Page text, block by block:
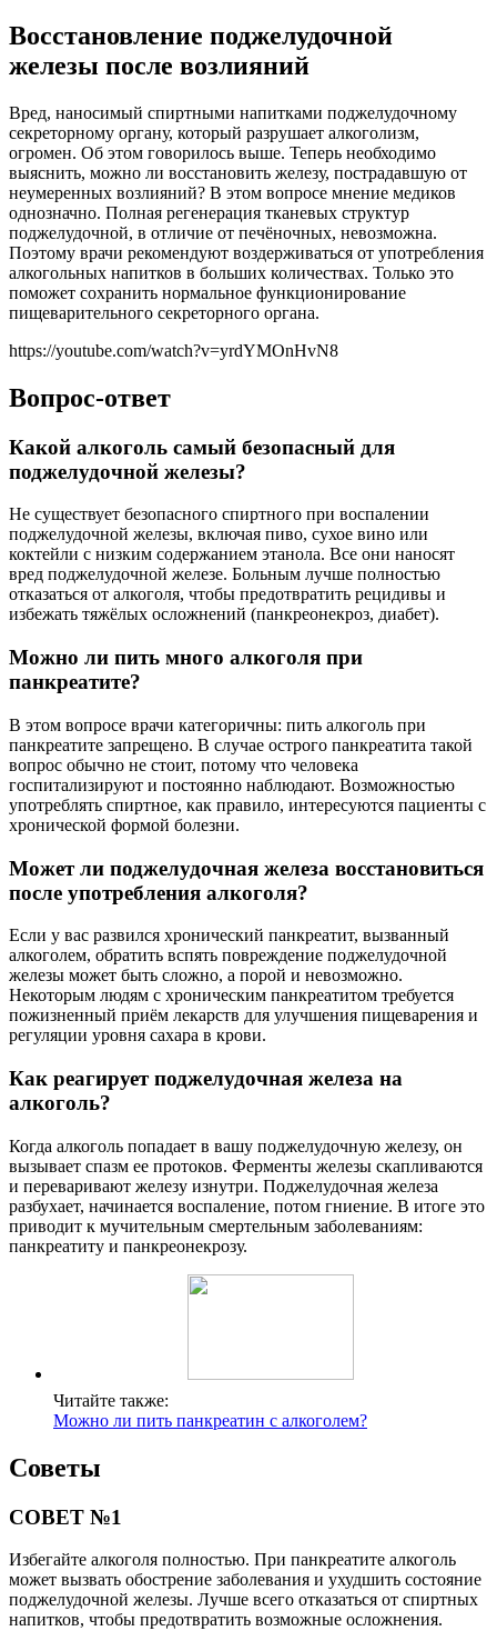
Восстановление поджелудочной
железы после возлияний
Вред, наносимый спиртными напитками поджелудочному
секреторному органу, который разрушает алкоголизм,
огромен. Об этом говорилось выше. Теперь необходимо
выяснить, можно ли восстановить железу, пострадавшую от
неумеренных возлияний? В этом вопросе мнение медиков
однозначно. Полная регенерация тканевых структур
поджелудочной, в отличие от печёночных, невозможна.
Поэтому врачи рекомендуют воздерживаться от употребления
алкогольных напитков в больших количествах. Только это
поможет сохранить нормальное функционирование
пищеварительного секреторного органа.
https://youtube.com/watch?v=yrdYMOnHvN8
Вопрос-ответ
Какой алкоголь самый безопасный для
поджелудочной железы?
Не существует безопасного спиртного при воспалении
поджелудочной железы, включая пиво, сухое вино или
коктейли с низким содержанием этанола. Все они наносят
вред поджелудочной железе. Больным лучше полностью
отказаться от алкоголя, чтобы предотвратить рецидивы и
избежать тяжёлых осложнений (панкреонекроз, диабет).
Можно ли пить много алкоголя при
панкреатите?
В этом вопросе врачи категоричны: пить алкоголь при
панкреатите запрещено. В случае острого панкреатита такой
вопрос обычно не стоит, потому что человека
госпитализируют и постоянно наблюдают. Возможностью
употреблять спиртное, как правило, интересуются пациенты с
хронической формой болезни.
Может ли поджелудочная железа восстановиться
после употребления алкоголя?
Если у вас развился хронический панкреатит, вызванный
алкоголем, обратить вспять повреждение поджелудочной
железы может быть сложно, а порой и невозможно.
Некоторым людям с хроническим панкреатитом требуется
пожизненный приём лекарств для улучшения пищеварения и
регуляции уровня сахара в крови.
Как реагирует поджелудочная железа на
алкоголь?
Когда алкоголь попадает в вашу поджелудочную железу, он
вызывает спазм ее протоков. Ферменты железы скапливаются
и переваривают железу изнутри. Поджелудочная железа
разбухает, начинается воспаление, потом гниение. В итоге это
приводит к мучительным смертельным заболеваниям:
панкреатиту и панкреонекрозу.
Читайте также:
Можно ли пить панкреатин с алкоголем?
Советы
СОВЕТ №1
Избегайте алкоголя полностью. При панкреатите алкоголь
может вызвать обострение заболевания и ухудшить состояние
поджелудочной железы. Лучше всего отказаться от спиртных
напитков, чтобы предотвратить возможные осложнения.